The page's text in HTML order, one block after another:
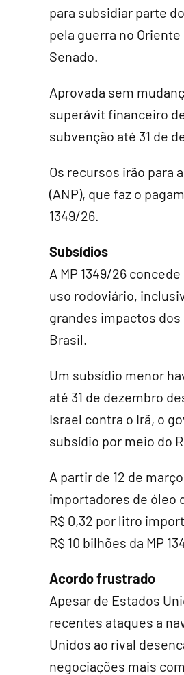
para subsidiar parte
pela guerra no Oriente
Senado.
Aprovada sem
superávit financeiro
subvenção até 31 de
Os recursos irão para
(ANP), que faz o
1349/26.
Subsídios
A MP 1349/26
uso rodoviário,
grandes impactos
Brasil.
Um subsídio menor
até 31 de dezembro
Israel contra o Irã, o
subsídio por meio do
A partir de 12 de
importadores de óleo
R$ 0,32 por litro
R$ 10 bilhões da MP
Acordo frustrado
Apesar de Estados
recentes ataques a
Unidos ao rival
negociações mais